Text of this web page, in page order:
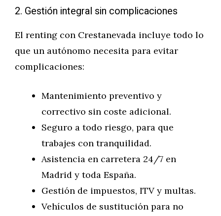
2. Gestión integral sin complicaciones
El renting con Crestanevada incluye todo lo
que un autónomo necesita para evitar
complicaciones:
Mantenimiento preventivo y
correctivo sin coste adicional.
Seguro a todo riesgo, para que
trabajes con tranquilidad.
Asistencia en carretera 24/7 en
Madrid y toda España.
Gestión de impuestos, ITV y multas.
Vehículos de sustitución para no